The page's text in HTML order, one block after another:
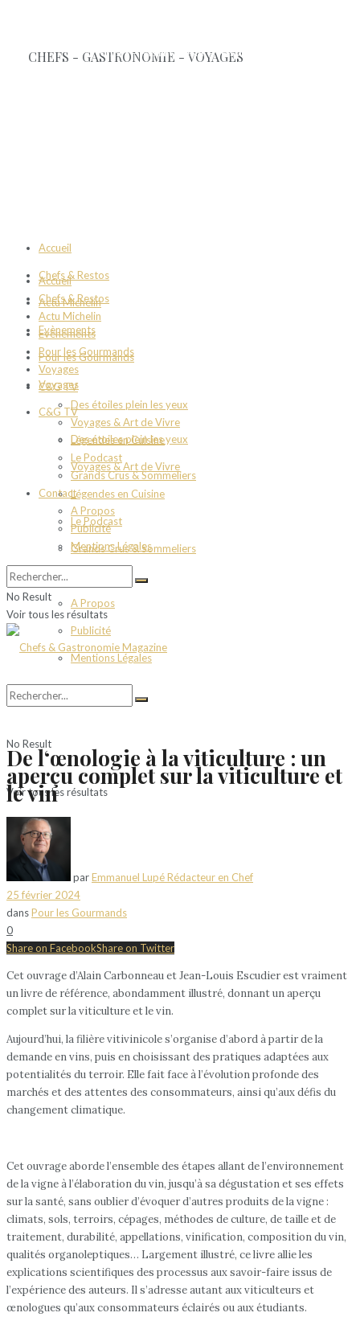
Accueil
Chefs & Restos
Actu Michelin
Evènements
Pour les Gourmands
Voyages
C&G TV
Des étoiles plein les yeux
Voyages & Art de Vivre
Légendes en Cuisine
Le Podcast
Grands Crus & Sommeliers
Contact
A Propos
Publicité
Mentions Légales
Accueil
Chefs & Restos
Actu Michelin
Evènements
Pour les Gourmands
Voyages
C&G TV
Des étoiles plein les yeux
Voyages & Art de Vivre
Légendes en Cuisine
Le Podcast
Grands Crus & Sommeliers
Contact
A Propos
Publicité
Mentions Légales
No Result
Voir tous les résultats
No Result
Voir tous les résultats
De l‘œnologie à la viticulture : un
aperçu complet sur la viticulture et
le vin
parEmmanuel Lupé Rédacteur en Chef
25 février 2024
dansPour les Gourmands
0
Share on FacebookShare on Twitter
Cet ouvrage d’Alain Carbonneau et Jean-Louis Escudier est vraiment
un livre de référence, abondamment illustré, donnant un aperçu
complet sur la viticulture et le vin.
Aujourd’hui, la filière vitivinicole s’organise d’abord à partir de la
demande en vins, puis en choisissant des pratiques adaptées aux
potentialités du terroir. Elle fait face à l’évolution profonde des
marchés et des attentes des consommateurs, ainsi qu’aux défis du
changement climatique.
Cet ouvrage aborde l’ensemble des étapes allant de l’environnement
de la vigne à l’élaboration du vin, jusqu’à sa dégustation et ses effets
sur la santé, sans oublier d’évoquer d’autres produits de la vigne :
climats, sols, terroirs, cépages, méthodes de culture, de taille et de
traitement, durabilité, appellations, vinification, composition du vin,
qualités organoleptiques… Largement illustré, ce livre allie les
explications scientifiques des processus aux savoir-faire issus de
l’expérience des auteurs. Il s’adresse autant aux viticulteurs et
œnologues qu’aux consommateurs éclairés ou aux étudiants.